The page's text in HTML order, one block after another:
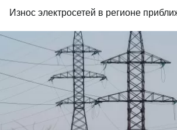
Износ электросетей в регионе